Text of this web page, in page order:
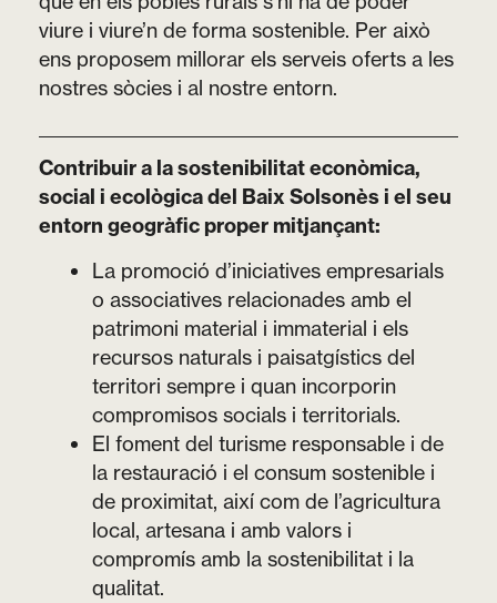
viure i viure’n de forma sostenible. Per això
ens proposem millorar els serveis oferts a les
nostres sòcies i al nostre entorn.
Contribuir a la sostenibilitat econòmica,
social i ecològica del Baix Solsonès i el seu
entorn geogràfic proper mitjançant:
La promoció d’iniciatives empresarials
o associatives relacionades amb el
patrimoni material i immaterial i els
recursos naturals i paisatgístics del
territori sempre i quan incorporin
compromisos socials i territorials.
El foment del turisme responsable i de
la restauració i el consum sostenible i
de proximitat, així com de l’agricultura
local, artesana i amb valors i
compromís amb la sostenibilitat i la
qualitat.